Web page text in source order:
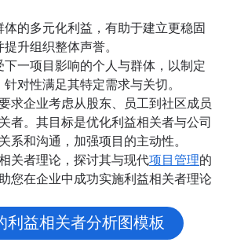
理软件
项目进度
is project initiation?
动会议
标
milestones
交付成果
准
相关者分析图：定义、优势和示例
围
约因素
景和使命
型
置理论
示例
益分析
式画布
色
理
责人
发起人
责人
队
目计划
调
划
划
分析
录和议程
奏
思
顾
档
程
关者理论
划
业度活动
可
格
所生产力
组织结构 [定义、优势 + 示例]
体的多元化利益，有助于建立更稳固
升组织整体声誉。
下一项目影响的个人与群体，以制定
对性满足其特定需求与关切。
求企业考虑从股东、员工到社区成员
者。其目标是优化利益相关者与公司
系和沟通，加强项目的主动性。
关者理论，探讨其与现代项目管理的
您在企业中成功实施利益相关者理论
利益相关者分析图模板